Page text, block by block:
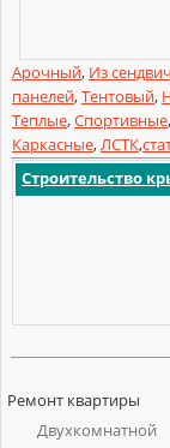
Арочный, Из
панелей,Тентовый,
Теплые,Спортивные,
Каркасные,ЛСТК,
Строительство
Ремонт квартиры
Двухкомнатной